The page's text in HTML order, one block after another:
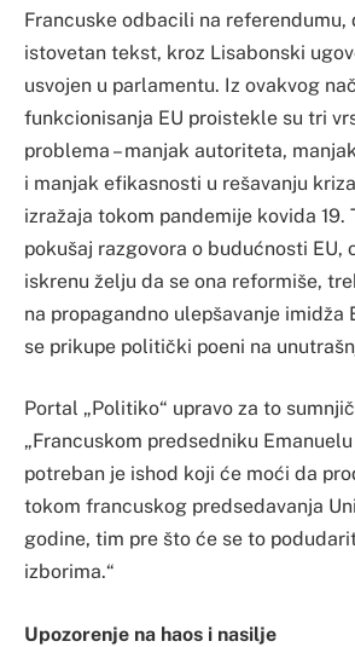
Francuske odbacili na referendumu,
istovetan tekst, kroz Lisabonski
usvojen u parlamentu. Iz ovakvog
funkcionisanja EU proistekle su tri
problema – manjak autoriteta,
i manjak efikasnosti u rešavanju
izražaja tokom pandemije kovida 19.
pokušaj razgovora o budućnosti EU,
iskrenu želju da se ona reformiše,
na propagandno ulepšavanje imidža
se prikupe politički poeni na
Portal „Politiko“ upravo za to
„Francuskom predsedniku
potreban je ishod koji će moći da
tokom francuskog predsedavanja
godine, tim pre što će se to
izborima.“
Upozorenje na haos i nasilje